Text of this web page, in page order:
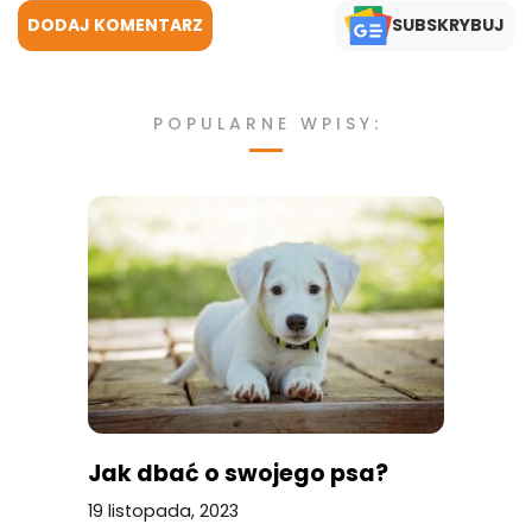
DODAJ KOMENTARZ SUBSKRYBUJ
POPULARNE WPISY:
Jak dbać o swojego psa?
19 listopada, 2023